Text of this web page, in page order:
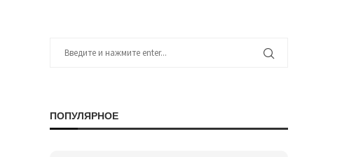
ПОПУЛЯРНОЕ